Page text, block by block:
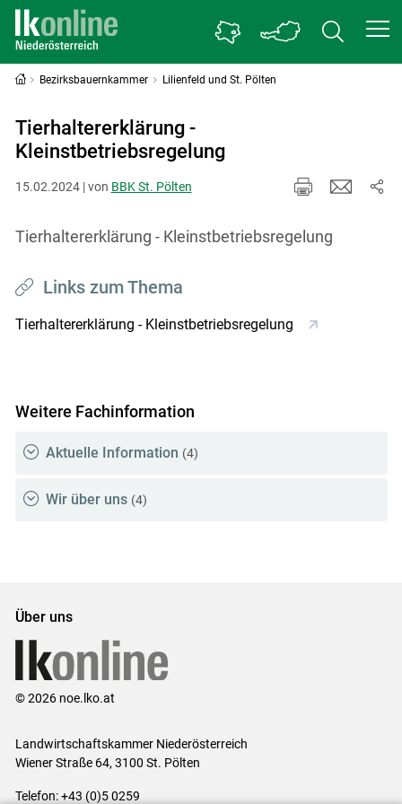
Bezirksbauernkammer Lilienfeld und St. Pölten
Tierhaltererklärung -
Kleinstbetriebsregelung
15.02.2024 | von BBK St. Pölten
Tierhaltererklärung - Kleinstbetriebsregelung
Links zum Thema
Tierhaltererklärung - Kleinstbetriebsregelung
Weitere Fachinformation
Aktuelle Information (4)
Wir über uns (4)
Über uns
© 2026 noe.lko.at
Landwirtschaftskammer Niederösterreich
Wiener Straße 64, 3100 St. Pölten
Telefon: +43 (0)5 0259